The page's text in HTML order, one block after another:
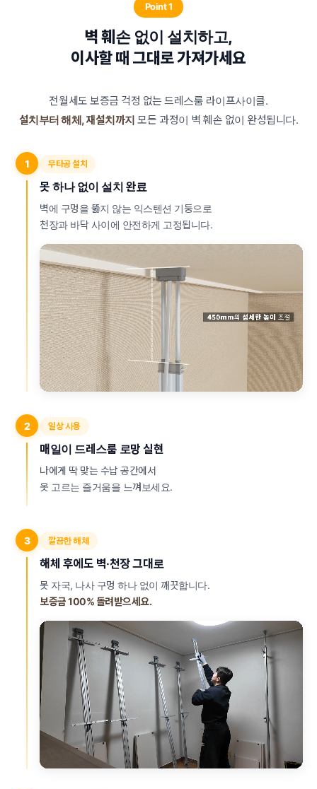
Point 1
벽 훼손 없이 설치하고,
이사할 때 그대로 가져가세요
전월세도 보증금 걱정 없는 드레스룸 라이프사이클.
설치부터 해체, 재설치까지 모든 과정이 벽 훼손 없이 완성됩니다.
1 무타공 설치
못 하나 없이 설치 완료
벽에 구멍을 뚫지 않는 익스텐션 기둥으로
천장과 바닥 사이에 안전하게 고정됩니다.
2 일상 사용
매일이 드레스룸 로망 실현
나에게 딱 맞는 수납 공간에서
옷 고르는 즐거움을 느껴보세요.
3 깔끔한 해체
해체 후에도 벽·천장 그대로
못 자국, 나사 구멍 하나 없이 깨끗합니다.
보증금 100% 돌려받으세요.